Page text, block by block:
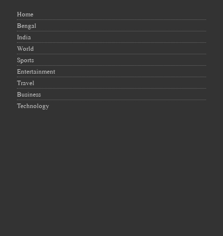
Home
Bengal
India
World
Sports
Entertainment
Travel
Business
Technology